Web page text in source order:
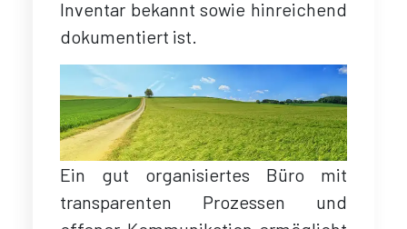
Inventar bekannt sowie hinreichend
dokumentiert ist.
Ein gut organisiertes Büro mit
transparenten Prozessen und